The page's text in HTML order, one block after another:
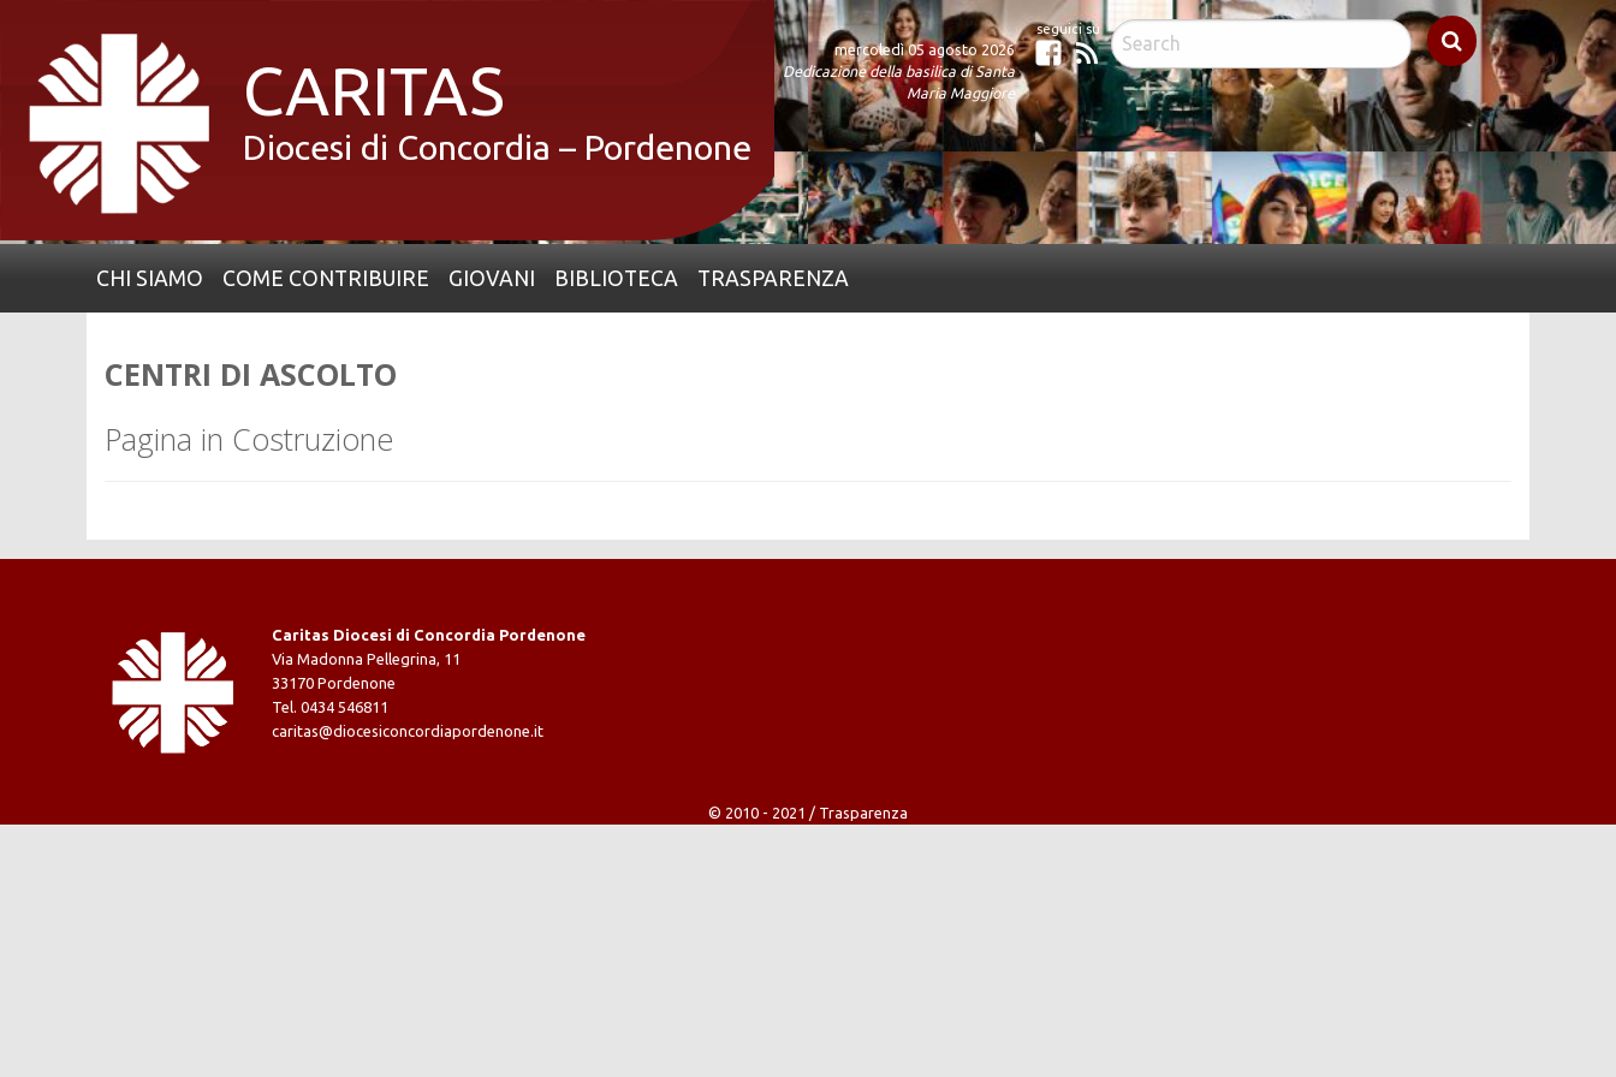
content
mercoledì 05 agosto 2026
Dedicazione della basilica di Santa
Maria Maggiore
Facebook
Feed
CARITAS
Diocesi di Concordia – Pordenone
CHI SIAMO COME CONTRIBUIRE GIOVANI BIBLIOTECA TRASPARENZA
CENTRI DI ASCOLTO
P
t
N
v
Caritas Diocesi di Concordia Pordenone
Via Madonna Pellegrina, 11
33170 Pordenone
Tel. 0434 546811
caritas@diocesiconcordiapordenone.it
© 2010 - 2021 / Trasparenza